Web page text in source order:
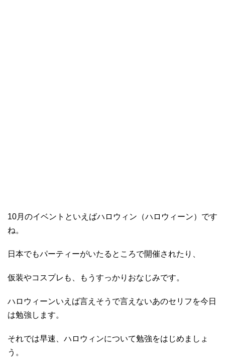
10月のイベントといえばハロウィン（ハロウィーン）です
ね。
日本でもパーティーがいたるところで開催されたり、
仮装やコスプレも、もうすっかりおなじみです。
ハロウィーンいえば言えそうで言えないあのセリフを今日
は勉強します。
それでは早速、ハロウィンについて勉強をはじめましょ
う。